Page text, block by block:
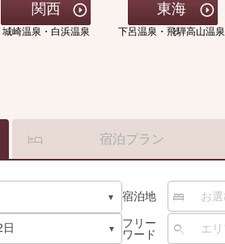
東海
下呂温泉・飛騨高山温泉
関西
城崎温泉・白浜温泉
宿泊プラン
宿泊地
フリー
ワード